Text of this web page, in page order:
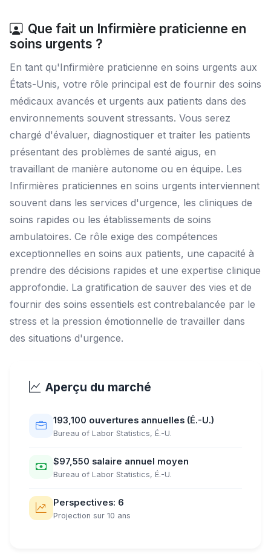
Que fait un Infirmière praticienne en
soins urgents ?
En tant qu'Infirmière praticienne en soins urgents aux
États-Unis, votre rôle principal est de fournir des soins
médicaux avancés et urgents aux patients dans des
environnements souvent stressants. Vous serez
chargé d'évaluer, diagnostiquer et traiter les patients
présentant des problèmes de santé aigus, en
travaillant de manière autonome ou en équipe. Les
Infirmières praticiennes en soins urgents interviennent
souvent dans les services d'urgence, les cliniques de
soins rapides ou les établissements de soins
ambulatoires. Ce rôle exige des compétences
exceptionnelles en soins aux patients, une capacité à
prendre des décisions rapides et une expertise clinique
approfondie. La gratification de sauver des vies et de
fournir des soins essentiels est contrebalancée par le
stress et la pression émotionnelle de travailler dans
des situations d'urgence.
Aperçu du marché
193,100 ouvertures annuelles (É.-U.)
Bureau of Labor Statistics, É.-U.
$97,550 salaire annuel moyen
Bureau of Labor Statistics, É.-U.
Perspectives: 6
Projection sur 10 ans